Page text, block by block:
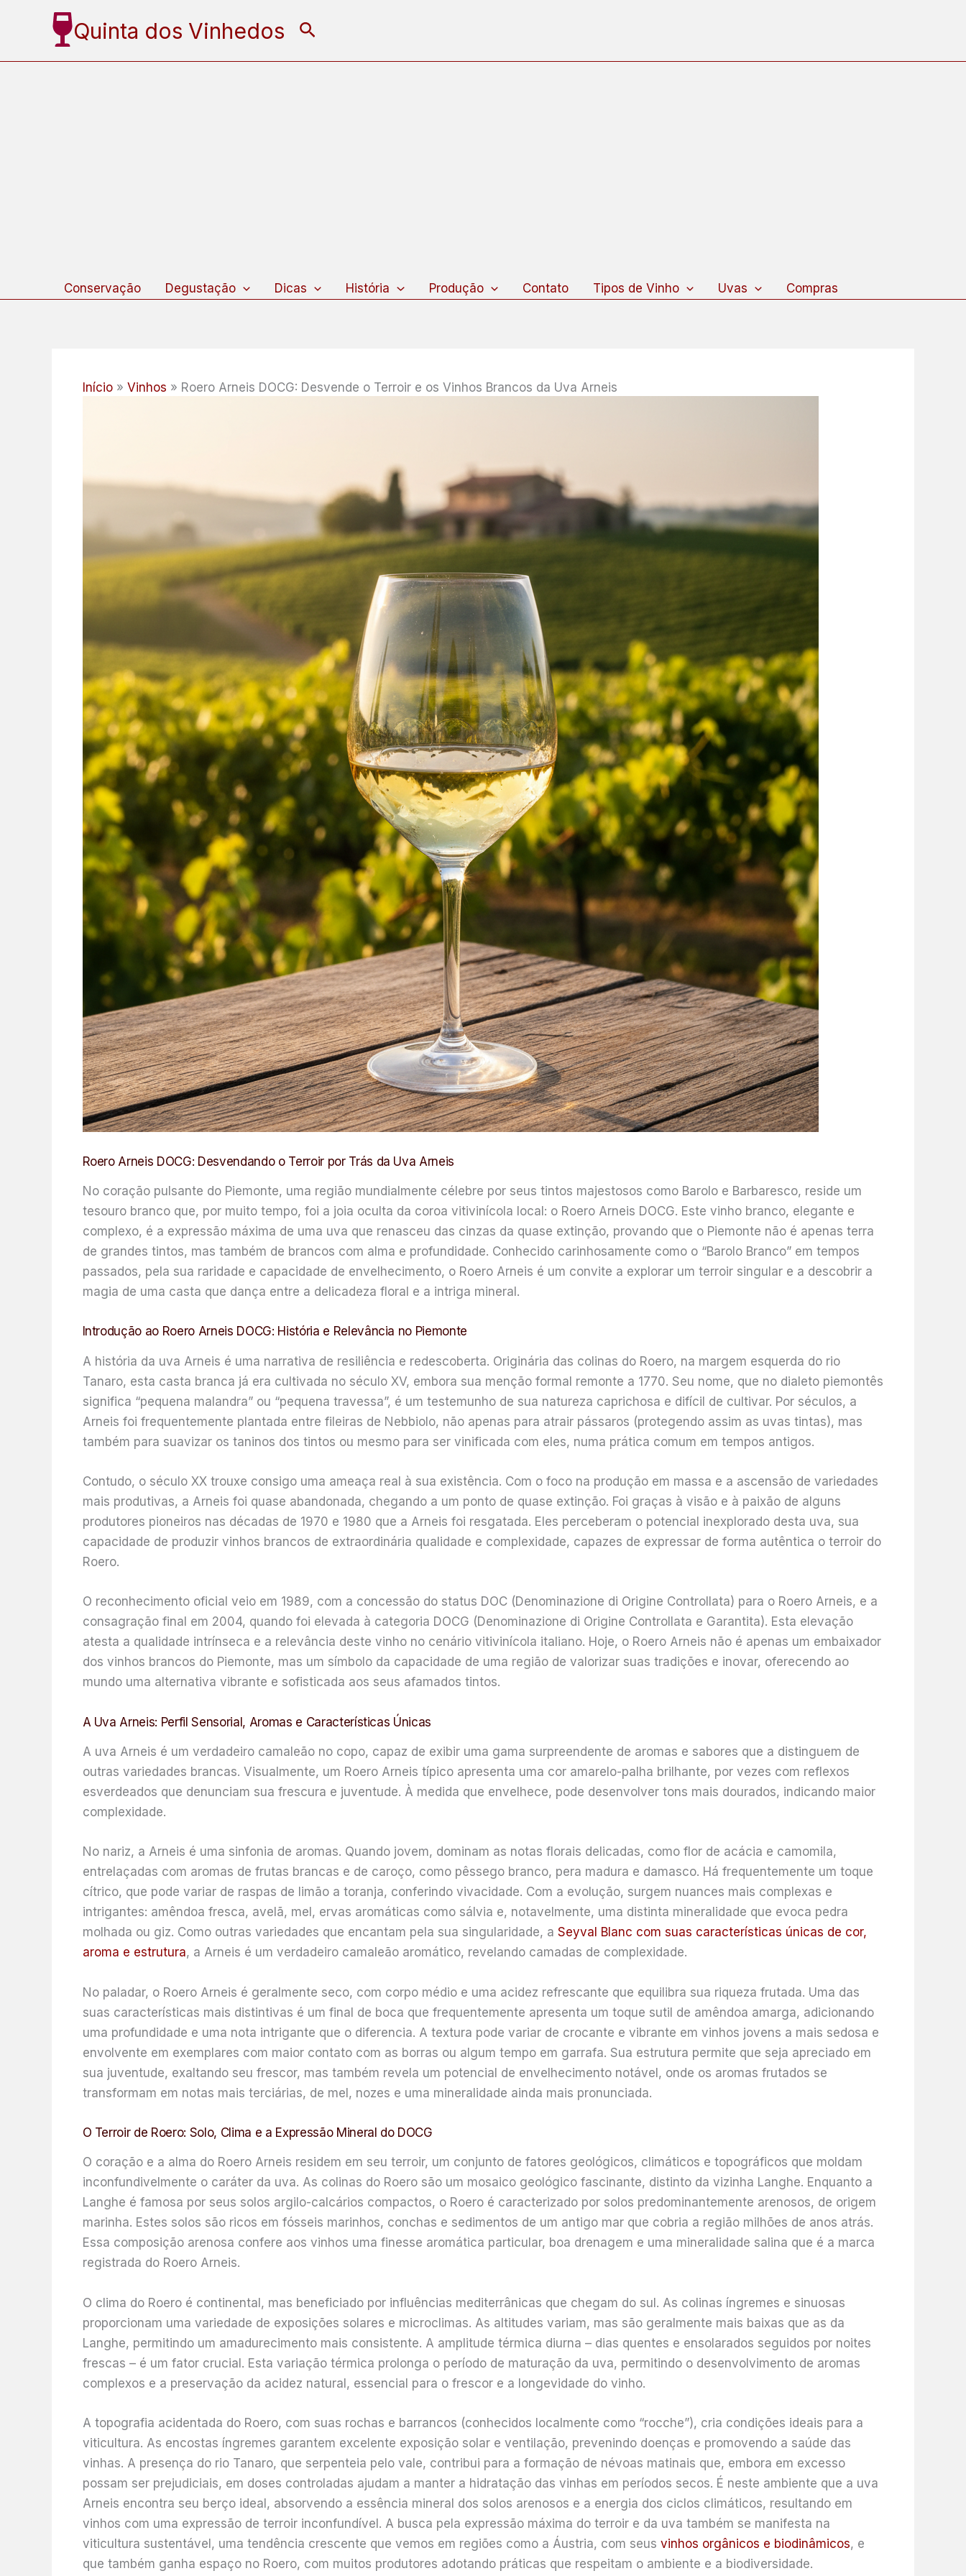
Quinta dos Vinhedos Pesquisar
Conservação Degustação Dicas História Produção Contato Tipos de Vinho Uvas Compras
Início Vinhos Roero Arneis DOCG: Desvende o Terroir e os Vinhos Brancos da Uva Arneis
Roero Arneis DOCG: Desvendando o Terroir por Trás da Uva Arneis
No coração pulsante do Piemonte, uma região mundialmente célebre por seus tintos majestosos como Barolo e Barbaresco, reside um
tesouro branco que, por muito tempo, foi a joia oculta da coroa vitivinícola local: o Roero Arneis DOCG. Este vinho branco, elegante e
complexo, é a expressão máxima de uma uva que renasceu das cinzas da quase extinção, provando que o Piemonte não é apenas terra
de grandes tintos, mas também de brancos com alma e profundidade. Conhecido carinhosamente como o “Barolo Branco” em tempos
passados, pela sua raridade e capacidade de envelhecimento, o Roero Arneis é um convite a explorar um terroir singular e a descobrir a
magia de uma casta que dança entre a delicadeza floral e a intriga mineral.
Introdução ao Roero Arneis DOCG: História e Relevância no Piemonte
A história da uva Arneis é uma narrativa de resiliência e redescoberta. Originária das colinas do Roero, na margem esquerda do rio
Tanaro, esta casta branca já era cultivada no século XV, embora sua menção formal remonte a 1770. Seu nome, que no dialeto piemontês
significa “pequena malandra” ou “pequena travessa”, é um testemunho de sua natureza caprichosa e difícil de cultivar. Por séculos, a
Arneis foi frequentemente plantada entre fileiras de Nebbiolo, não apenas para atrair pássaros (protegendo assim as uvas tintas), mas
também para suavizar os taninos dos tintos ou mesmo para ser vinificada com eles, numa prática comum em tempos antigos.
Contudo, o século XX trouxe consigo uma ameaça real à sua existência. Com o foco na produção em massa e a ascensão de variedades
mais produtivas, a Arneis foi quase abandonada, chegando a um ponto de quase extinção. Foi graças à visão e à paixão de alguns
produtores pioneiros nas décadas de 1970 e 1980 que a Arneis foi resgatada. Eles perceberam o potencial inexplorado desta uva, sua
capacidade de produzir vinhos brancos de extraordinária qualidade e complexidade, capazes de expressar de forma autêntica o terroir do
Roero.
O reconhecimento oficial veio em 1989, com a concessão do status DOC (Denominazione di Origine Controllata) para o Roero Arneis, e a
consagração final em 2004, quando foi elevada à categoria DOCG (Denominazione di Origine Controllata e Garantita). Esta elevação
atesta a qualidade intrínseca e a relevância deste vinho no cenário vitivinícola italiano. Hoje, o Roero Arneis não é apenas um embaixador
dos vinhos brancos do Piemonte, mas um símbolo da capacidade de uma região de valorizar suas tradições e inovar, oferecendo ao
mundo uma alternativa vibrante e sofisticada aos seus afamados tintos.
A Uva Arneis: Perfil Sensorial, Aromas e Características Únicas
A uva Arneis é um verdadeiro camaleão no copo, capaz de exibir uma gama surpreendente de aromas e sabores que a distinguem de
outras variedades brancas. Visualmente, um Roero Arneis típico apresenta uma cor amarelo-palha brilhante, por vezes com reflexos
esverdeados que denunciam sua frescura e juventude. À medida que envelhece, pode desenvolver tons mais dourados, indicando maior
complexidade.
No nariz, a Arneis é uma sinfonia de aromas. Quando jovem, dominam as notas florais delicadas, como flor de acácia e camomila,
entrelaçadas com aromas de frutas brancas e de caroço, como pêssego branco, pera madura e damasco. Há frequentemente um toque
cítrico, que pode variar de raspas de limão a toranja, conferindo vivacidade. Com a evolução, surgem nuances mais complexas e
intrigantes: amêndoa fresca, avelã, mel, ervas aromáticas como sálvia e, notavelmente, uma distinta mineralidade que evoca pedra
molhada ou giz. Como outras variedades que encantam pela sua singularidade, a Seyval Blanc com suas características únicas de cor,
aroma e estrutura, a Arneis é um verdadeiro camaleão aromático, revelando camadas de complexidade.
No paladar, o Roero Arneis é geralmente seco, com corpo médio e uma acidez refrescante que equilibra sua riqueza frutada. Uma das
suas características mais distintivas é um final de boca que frequentemente apresenta um toque sutil de amêndoa amarga, adicionando
uma profundidade e uma nota intrigante que o diferencia. A textura pode variar de crocante e vibrante em vinhos jovens a mais sedosa e
envolvente em exemplares com maior contato com as borras ou algum tempo em garrafa. Sua estrutura permite que seja apreciado em
sua juventude, exaltando seu frescor, mas também revela um potencial de envelhecimento notável, onde os aromas frutados se
transformam em notas mais terciárias, de mel, nozes e uma mineralidade ainda mais pronunciada.
O Terroir de Roero: Solo, Clima e a Expressão Mineral do DOCG
O coração e a alma do Roero Arneis residem em seu terroir, um conjunto de fatores geológicos, climáticos e topográficos que moldam
inconfundivelmente o caráter da uva. As colinas do Roero são um mosaico geológico fascinante, distinto da vizinha Langhe. Enquanto a
Langhe é famosa por seus solos argilo-calcários compactos, o Roero é caracterizado por solos predominantemente arenosos, de origem
marinha. Estes solos são ricos em fósseis marinhos, conchas e sedimentos de um antigo mar que cobria a região milhões de anos atrás.
Essa composição arenosa confere aos vinhos uma finesse aromática particular, boa drenagem e uma mineralidade salina que é a marca
registrada do Roero Arneis.
O clima do Roero é continental, mas beneficiado por influências mediterrânicas que chegam do sul. As colinas íngremes e sinuosas
proporcionam uma variedade de exposições solares e microclimas. As altitudes variam, mas são geralmente mais baixas que as da
Langhe, permitindo um amadurecimento mais consistente. A amplitude térmica diurna – dias quentes e ensolarados seguidos por noites
frescas – é um fator crucial. Esta variação térmica prolonga o período de maturação da uva, permitindo o desenvolvimento de aromas
complexos e a preservação da acidez natural, essencial para o frescor e a longevidade do vinho.
A topografia acidentada do Roero, com suas rochas e barrancos (conhecidos localmente como “rocche”), cria condições ideais para a
viticultura. As encostas íngremes garantem excelente exposição solar e ventilação, prevenindo doenças e promovendo a saúde das
vinhas. A presença do rio Tanaro, que serpenteia pelo vale, contribui para a formação de névoas matinais que, embora em excesso
possam ser prejudiciais, em doses controladas ajudam a manter a hidratação das vinhas em períodos secos. É neste ambiente que a uva
Arneis encontra seu berço ideal, absorvendo a essência mineral dos solos arenosos e a energia dos ciclos climáticos, resultando em
vinhos com uma expressão de terroir inconfundível. A busca pela expressão máxima do terroir e da uva também se manifesta na
viticultura sustentável, uma tendência crescente que vemos em regiões como a Áustria, com seus vinhos orgânicos e biodinâmicos, e
que também ganha espaço no Roero, com muitos produtores adotando práticas que respeitam o ambiente e a biodiversidade.